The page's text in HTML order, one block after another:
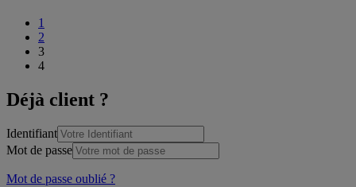
1
2
3
4
Déjà client ?
Identifiant
Mot de passe
Mot de passe oublié ?